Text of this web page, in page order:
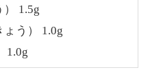
） 1.5g
ょう） 1.0g
1.0g